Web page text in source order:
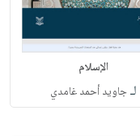
الإسلام
لـجاويد أحمد غامدي